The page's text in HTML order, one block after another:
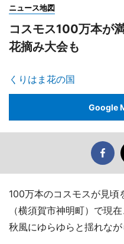
ニュース地図
コスモス100万本が
花摘み大会も
くりはま花の国
Google
100万本のコスモスが見頃
（横須賀市神明町）で現
秋風にゆらゆらと揺れなが